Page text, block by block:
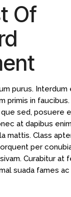
Of
purus. Interdum
primis in
sed, posuere
at dapibus
mattis. Class
per
Curabitur at
suada fames